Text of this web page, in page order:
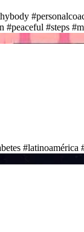
#peaceful #steps
#latinoamérica